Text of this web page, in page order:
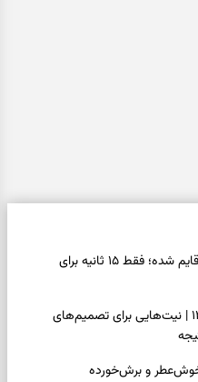
بازی فکری | تکه پیتزا میان سبزیجات قایم شده؛ فقط ۱۵ ثانیه برای
فال ابجد امروز پنجشنبه ۱۵ مرداد ۱۴۰۵ | نیت‌هایی برای تصمیم‌های
و برش‌خورده